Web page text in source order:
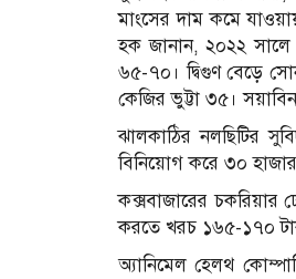
মাংসের দাম কমে
হক জানান, ২০২২ সালে
৬৫-৭০। দ্বিগুণ বেড়ে
কেজির ভুট্টা ৩৫।
ঝালকাঠির নলছিটির
বিনিয়োগ করে ৩০
কক্সবাজারের চকরিয়ার
করতে খরচ ১৬৫-১৭০
অ্যানিমেল হেলথ